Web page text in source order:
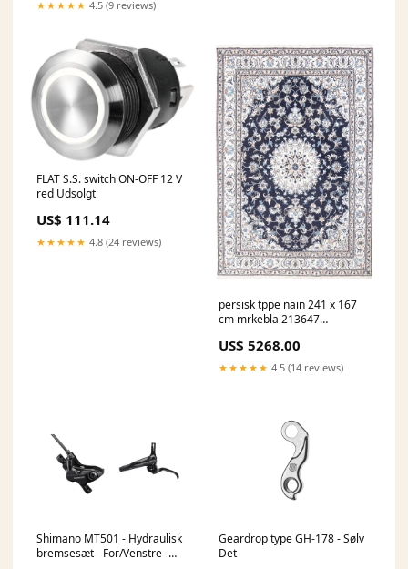
★★★★★ 4.5 (9 reviews)
FLAT S.S. switch ON-OFF 12 V
red Udsolgt
US$ 111.14
★★★★★ 4.8 (24 reviews)
persisk tppe nain 241 x 167
cm mrkebla 213647
Rektangulær
US$ 5268.00
★★★★★ 4.5 (14 reviews)
Shimano MT501 - Hydraulisk
bremsesæt - For/Venstre -
Geardrop type GH-178 - Sølv
Det